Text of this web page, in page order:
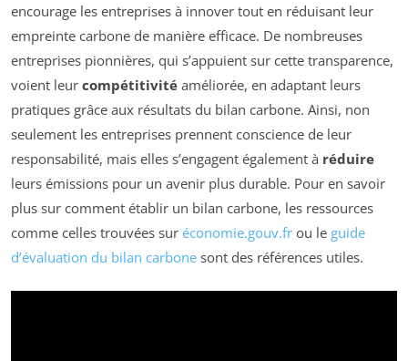
encourage les entreprises à innover tout en réduisant leur
empreinte carbone de manière efficace. De nombreuses
entreprises pionnières, qui s’appuient sur cette transparence,
voient leur compétitivité améliorée, en adaptant leurs
pratiques grâce aux résultats du bilan carbone. Ainsi, non
seulement les entreprises prennent conscience de leur
responsabilité, mais elles s’engagent également à réduire
leurs émissions pour un avenir plus durable. Pour en savoir
plus sur comment établir un bilan carbone, les ressources
comme celles trouvées sur économie.gouv.fr ou le guide
d’évaluation du bilan carbone sont des références utiles.